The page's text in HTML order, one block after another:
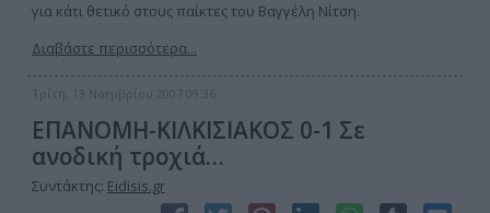
για κάτι θετικό στους παίκτες του Βαγγέλη Νίτση.
Διαβάστε περισσότερα...
Τρίτη, 13 Νοεμβρίου 2007 09:36
ΕΠΑΝΟΜΗ-ΚΙΛΚΙΣΙΑΚΟΣ 0-1 Σε
ανοδική τροχιά…
Συντάκτης: Eidisis.gr